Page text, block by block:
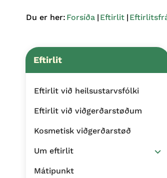
Du er her: Forsíða Eftirlit
Eftirlit
Eftirlit við heilsustarvsfólki
Eftirlit við viðgerðarstøðum
Kosmetisk viðgerðarstøð
Um eftirlit
Mátipunkt